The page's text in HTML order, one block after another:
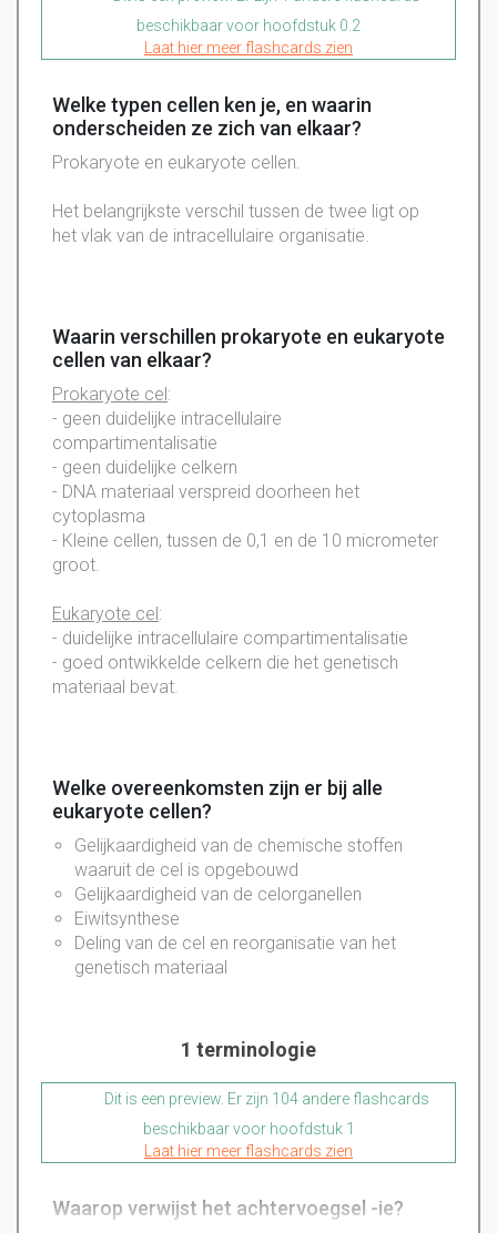
beschikbaar voor hoofdstuk 0.2
Laat hier meer flashcards zien
Welke typen cellen ken je, en waarin
onderscheiden ze zich van elkaar?
Prokaryote en eukaryote cellen.
Het belangrijkste verschil tussen de twee ligt op
het vlak van de intracellulaire organisatie.
Waarin verschillen prokaryote en eukaryote
cellen van elkaar?
Prokaryote cel :
- geen duidelijke intracellulaire
compartimentalisatie
- geen duidelijke celkern
- DNA materiaal verspreid doorheen het
cytoplasma
- Kleine cellen, tussen de 0,1 en de 10 micrometer
groot.
Eukaryote cel :
- duidelijke intracellulaire compartimentalisatie
- goed ontwikkelde celkern die het genetisch
materiaal bevat.
Welke overeenkomsten zijn er bij alle
eukaryote cellen?
Gelijkaardigheid van de chemische stoffen
waaruit de cel is opgebouwd
Gelijkaardigheid van de celorganellen
Eiwitsynthese
Deling van de cel en reorganisatie van het
genetisch materiaal
1 terminologie
Dit is een preview. Er zijn 104 andere flashcards
beschikbaar voor hoofdstuk 1
Laat hier meer flashcards zien
Waarop verwijst het achtervoegsel -ie?